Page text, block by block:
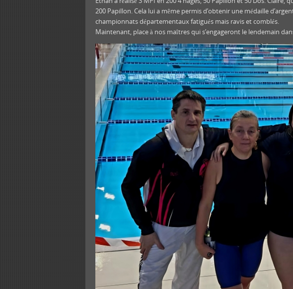
200 Papillon. Cela lui a même permis d’obtenir une médaille
championnats départementaux fatigués mais ravis et comblés.
Maintenant, place à nos maîtres qui s’engageront le lendemain